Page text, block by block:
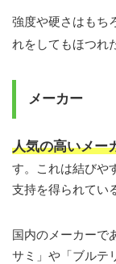
強度や硬さはもち
れをしてもほつれ
メーカー
人気の高いメー
す。これは結びや
支持を得られてい
国内のメーカーで
サミ」や「ブルテ